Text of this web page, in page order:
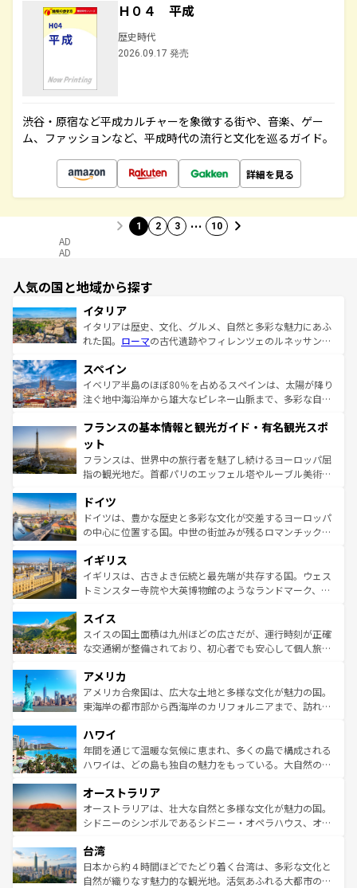
Ｈ０４ 平成
歴史時代
2026.09.17 発売
渋谷・原宿など平成カルチャーを象徴する街や、音楽、ゲー
ム、ファッションなど、平成時代の流行と文化を巡るガイド。
詳細を見る
1 2 3 … 10
AD
AD
人気の国と地域から探す
イタリア
イタリアは歴史、文化、グルメ、自然と多彩な魅力にあふ
れた国。 ローマの古代遺跡やフィレンツェのルネッサンス
ろん、トスカーナの美しい田園風景やアマルフィ海岸の絶
景など、自然景観も見逃せない。観光の合間には、本場の
ピザやパスタなど、絶品のイタリア料理を堪能することも
ませてくれるイタリアで、忘れられない旅をしてみよう！
なお、新着のイタリア情報は
しい。
スペイン
イベリア半島のほぼ80％を占めるスペインは、太陽が降り
注ぐ地中海沿岸から雄大なピレネー山脈まで、多彩な自然
文化が根付くこの国では、情熱的なフラメンコ、熱気あふ
れる闘牛、そして美味しいタパスが生活の一部となってい
る。首都マドリードの洗練された雰囲気や、バルセロナの
アートに溢れた街角から、地方では古代ローマ遺跡や中世
せる。地方によって風土や気候が異なるスペインはその個
性で訪れる人を魅了する。 なお、新着のスペイン情報は コ
ンテンツ一覧を参照してほしい。
フランスの基本情報と観光ガイド・有名観光スポ
ット
フランスは、世界中の旅行者を魅了し続けるヨーロッパ屈
指の観光地だ。首都パリのエッフェル塔やルーブル美術館
で、幅広い魅力が詰まっている。華麗な宮殿、歴史的な大
聖堂、美しいビーチ、そして豊かな自然が、訪れる者を心
から魅了する。また、フランスは美食の国としても知ら
いる。シャンパンの発祥地であるランス、プロヴァンスの
香り高いラベンダー畑など、多彩な楽しみ方が可能だ。さ
らに、パリ以外の地域にも魅力が溢れており、どの街角に
れる地方に足を運ぶとそれぞれで全く異なる文化を体験で
きるだろう。 なお、新着のフランス情報はコンテンツ一覧
を参照してほしい。
ドイツ
ドイツは、豊かな歴史と多彩な文化が交差するヨーロッパ
の中心に位置する国。中世の街並みが残るロマンチック街
顔を持つこの国は、どこを歩いても飽きることがない。ベ
ルリンの文化的活気、バイエルン州のアルプスの絶景、そ
してライン川沿いのワイン畑といった風景は必見。ビール
は、お酒好きな人にはぜひ体験してほしい。 なお、新着の
ドイツ情報はコンテンツ一覧を参照してほしい。
イギリス
イギリスは、古きよき伝統と最先端が共存する国。ウェス
トミンスター寺院や大英博物館のようなランドマーク、歴
リアごとに異なる魅力がある。また、優雅なアフタヌーン
ティー、ビール好きにはたまらない英国パブ、サッカー観
戦など、本場だからこそできる体験も豊富。イギリスを旅
ンツ一覧を参照してほしい。
スイス
スイスの国土面積は九州ほどの広さだが、運行時刻が正確
な交通網が整備されており、初心者でも安心して個人旅行
の建物がそのまま残る町や、スイスならではのユニークな
博物館もあり、アルプス観光だけでなく町歩きも満喫する
ことができる。国民の所得が高いため物価も高いが、旅行
ば市内交通費無料で観光を楽しむこともできる。 なお、新
着のスイス情報はコンテンツ一覧 を参照してほしい。
アメリカ
アメリカ合衆国は、広大な土地と多様な文化が魅力の国。
東海岸の都市部から西海岸のカリフォルニアまで、訪れる
のような巨大都市は、観光、ショッピング、エンターテイ
ンメントが詰まった刺激的なスポットだ。一方、アメリカ
西部には大自然が広がり、グランドキャニオンやイエロー
部のニューオーリンズでは、音楽と美食が融合した独特の
文化が魅力。旅行者はアメリカの各地域で異なる魅力を楽
しみながら、その多様性と豊かな歴史を感じることができ
ならではの贅沢な旅のスタイルだ。 なお、新着のアメリカ
情報はコンテンツ一覧を参照してほしい。
ハワイ
年間を通じて温暖な気候に恵まれ、多くの島で構成される
ハワイは、どの島も独自の魅力をもっている。大自然の神
ワイ島は見逃せない。また、定番の観光地といえばオアフ
島だが、静かな自然を求めるならマウイ島やカウアイ島が
おすすめ。エメラルドグリーンに輝く海をはじめ、豊かな
れるおもてなしの心で訪れる人々を迎えてくれるハワイの
人々、おいしいローカルフードやハワイアンミュージッ
ク、伝統的なフラダンスなど、すべてがハワイの魅力を彩
オーストラリア
オーストラリアは、壮大な自然と多様な文化が魅力の国。
シドニーのシンボルであるシドニー・オペラハウス、オー
リアリーフや大陸中央部にそびえるウルル（エアーズロッ
ク）、タスマニアの美しい原生林やケアンズの熱帯雨林な
ど、見どころがたくさん。また、カフェやワイン、オージ
台湾
日本から約４時間ほどでたどり着く台湾は、多彩な文化と
自然が織りなす魅力的な観光地。活気あふれる大都市の台